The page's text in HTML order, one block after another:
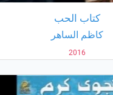
كتاب الحب
كاظم الساهر
2016